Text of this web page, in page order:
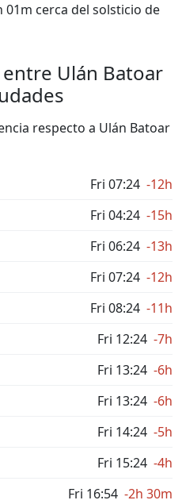
cerca del solsticio de
Ulán Batoar
respecto a Ulán Batoar
Fri 07:24 -12h
Fri 04:24 -15h
Fri 06:24 -13h
Fri 07:24 -12h
Fri 08:24 -11h
Fri 12:24 -7h
Fri 13:24 -6h
Fri 13:24 -6h
Fri 14:24 -5h
Fri 15:24 -4h
Fri 16:54 -2h 30m